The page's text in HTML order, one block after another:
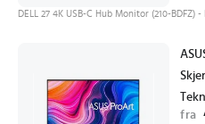
DELL 27 4K USB-C Hub Monitor (210-
fra